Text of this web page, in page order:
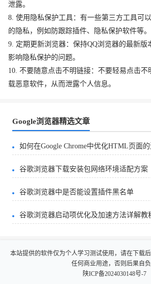
泄露。
8. 使用隐私保护工具：有一些第三方工具可
的隐私，例如防跟踪插件、隐私保护软件等。
9. 定期更新浏览器：保持QQ浏览器的最新版
影响隐私保护的问题。
10. 不要随意点击不明链接：不要轻易点击不
载恶意软件，从而泄露个人信息。
Google浏览器精选文章
如何在Google Chrome中优化HTML页面
谷歌浏览器下载安装包网络环境适配方案
谷歌浏览器中是否能设置插件黑名单
谷歌浏览器启动项优化及加速方法详解教
本站提供的软件仅为个人学习测试使用，请在下载
任何商业用途，否则后果自负
陕ICP备2024030148号-7